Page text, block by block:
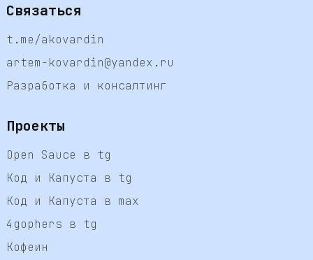
Связаться
t.me/akovardin
artem-kovardin@yandex.ru
Разработка и консалтинг
Проекты
Open Sauce в tg
Код и Капуста в tg
Код и Капуста в max
4gophers в tg
Кофеин